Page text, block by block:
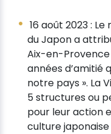
16 août 2023 :
du Japon a
Aix-en-
années d’amitié
notre pays ». La
5 structures ou
pour leur action
culture